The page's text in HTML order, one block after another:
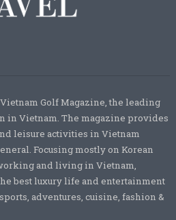
Golf Magazine, the leading
in Vietnam. The magazine provides
leisure activities in Vietnam
Focusing mostly on Korean
and living in Vietnam,
best luxury life and entertainment
adventures, cuisine, fashion &